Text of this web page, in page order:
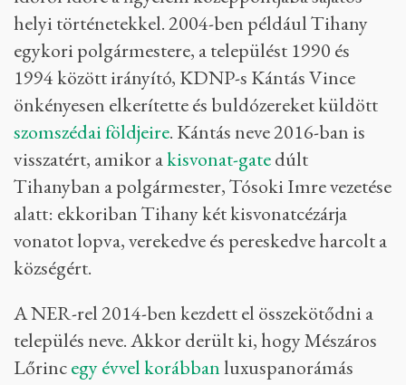
helyi történetekkel. 2004-ben például Tihany
egykori polgármestere, a települést 1990 és
1994 között irányító, KDNP-s Kántás Vince
önkényesen elkerítette és buldózereket küldött
szomszédai földjeire. Kántás neve 2016-ban is
visszatért, amikor akisvonat-gatedúlt
Tihanyban a polgármester, Tósoki Imre vezetése
alatt: ekkoriban Tihany két kisvonatcézárja
vonatot lopva, verekedve és pereskedve harcolt a
községért.
A NER-rel 2014-ben kezdett el összekötődni a
település neve. Akkor derült ki, hogy Mészáros
Lőrincegy évvel korábbanluxuspanorámás